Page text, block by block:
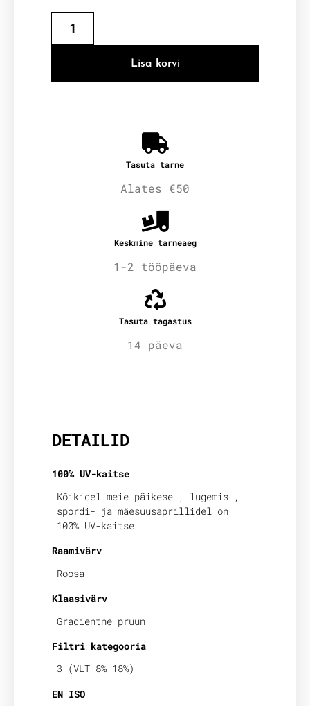
Lisa korvi
Tasuta tarne
Alates €50
Keskmine tarneaeg
1-2 tööpäeva
Tasuta tagastus
14 päeva
DETAILID
100% UV-kaitse
Kõikidel meie päikese-, lugemis-,
spordi- ja mäesuusaprillidel on
100% UV-kaitse
Raamivärv
Roosa
Klaasivärv
Gradientne pruun
Filtri kategooria
3 (VLT 8%-18%)
EN ISO